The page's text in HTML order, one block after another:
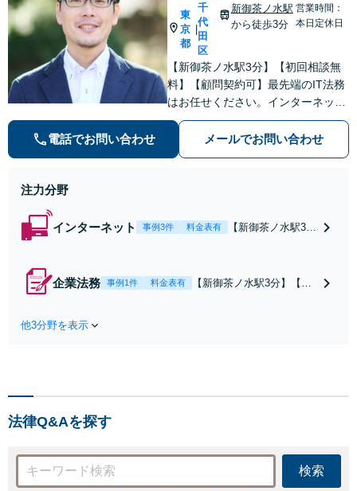
東
京
都
千
代
田
区
新御茶ノ水駅
から徒歩3分
営業時間：
本日定休日
【新御茶ノ水駅3分】【初回相談無
料】【顧問契約可】最先端のIT法務
はお任せください。インターネット
社会の複雑な法的課題に対処し、ビ
ジネスの成長をサポート「クリエイ
ター・発信者の権利保護」契約書の
電話でお問い合わせ メールでお問い合わせ
注力分野
インターネット 事例3件 料金表有
【新御茶ノ水駅3
セーフティ協会パ
企業法務 事例1件 料金表有
【新御茶ノ水駅3分】【初
アンス体制の構築など、ビ
他3分野を表示
法律Q&Aを探す
検索